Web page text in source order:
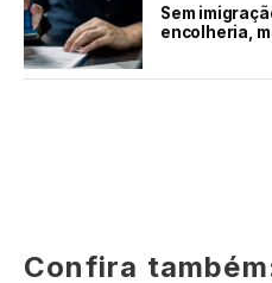
Sem
encolheria,
Confira